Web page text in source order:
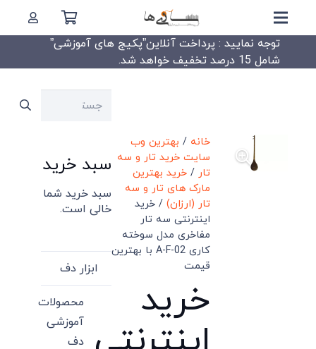
توجه نمایید : پرداخت آنلاین”پکیج های آموزشی”
شامل 15 درصد تخفیف خواهد شد.
خانه / بهترین وب
سایت خرید تار و سه
تار /خرید بهترین
مارک های تار و سه
تار (ارزان) / خرید
اینترنتی سه تار
مفاخری مدل سوخته
کاری A-F-02 با بهترین
قیمت
خرید
جستجو
سبد خرید
سبد خرید شما
خالی است.
ابزار دف
محصولات
آموزشی
دف